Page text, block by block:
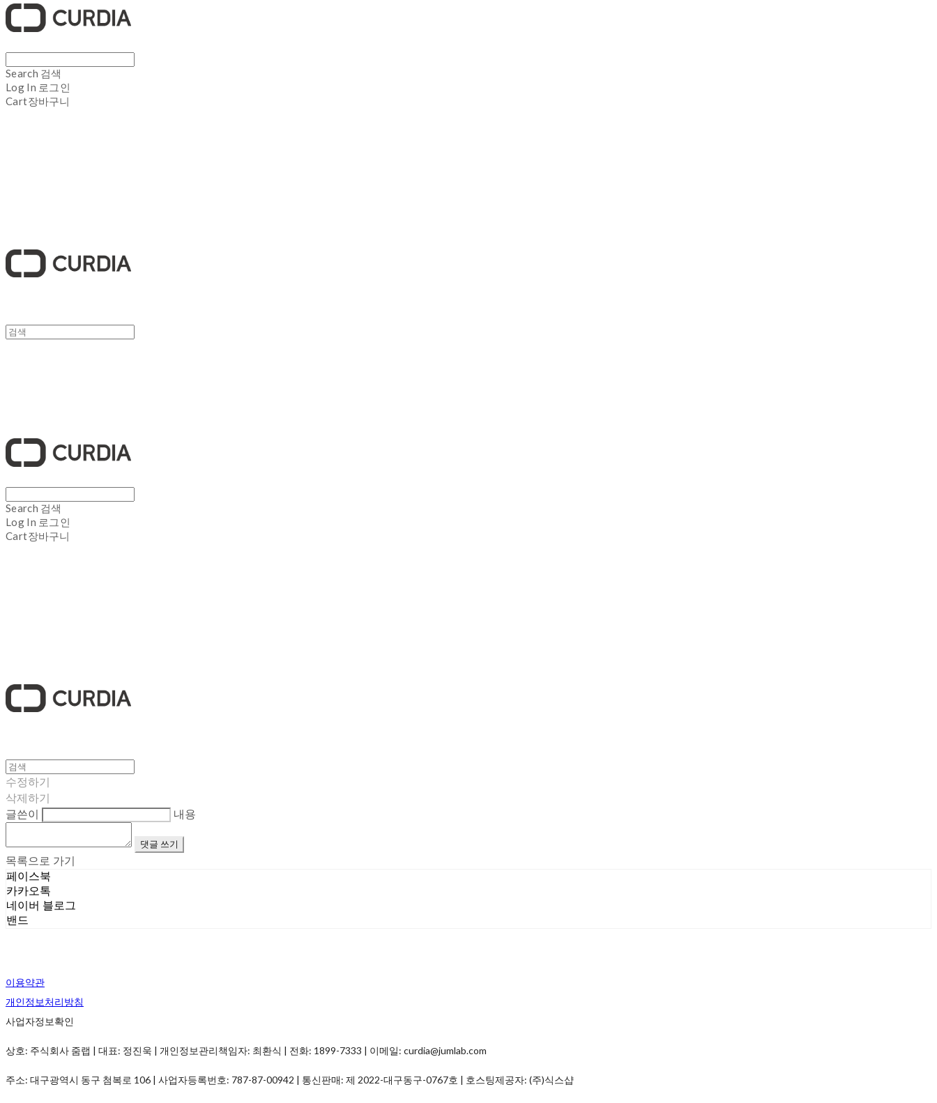
Search 검색
Log In 로그인
Cart장바구니
Search 검색
Log In 로그인
Cart장바구니
수정하기
삭제하기
글쓴이
내용
댓글 쓰기
목록으로 가기
페이스북
카카오톡
네이버 블로그
밴드
이용약관
개인정보처리방침
사업자정보확인
상호: 주식회사 줌랩 | 대표: 정진욱 | 개인정보관리책임자: 최환식 | 전화: 1899-7333 | 이메일: curdia@jumlab.com
주소: 대구광역시 동구 첨복로 106 | 사업자등록번호: 787-87-00942 | 통신판매: 제 2022-대구동구-0767호 | 호스팅제공자: (주)식스샵